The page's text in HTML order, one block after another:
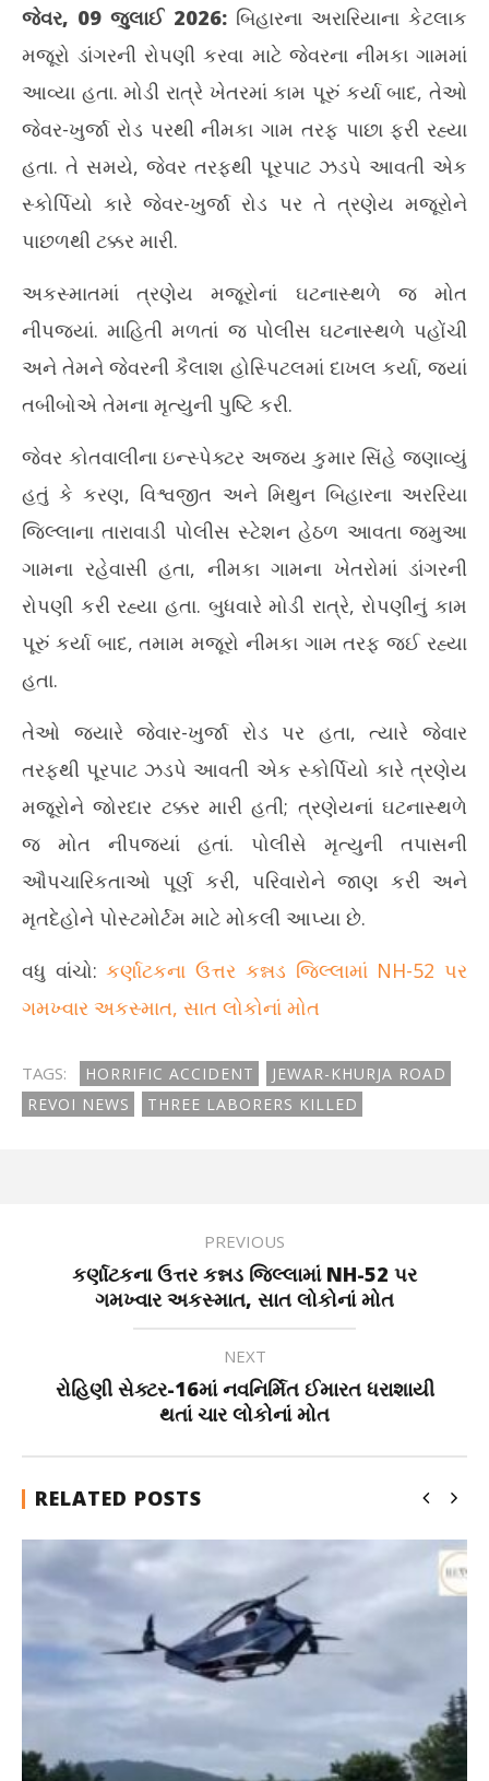
NOW VIEWING
જેવાર-ખુરજા માર્ગ પર ગમખ્વાર અકસ્માતમાં ત્રણ મજૂરોનાં મોત
9,
2026
જેવર, 09 જુલાઈ 2026: બિહારના અરારિયાના કેટલાક
મજૂરો ડાંગરની રોપણી કરવા માટે જેવરના નીમકા ગામમાં
આવ્યા હતા. મોડી રાત્રે ખેતરમાં કામ પૂરું કર્યા બાદ, તેઓ
જેવર-ખુર્જા રોડ પરથી નીમકા ગામ તરફ પાછા ફરી રહ્યા
હતા. તે સમયે, જેવર તરફથી પૂરપાટ ઝડપે આવતી એક
સ્કોર્પિયો કારે જેવર-ખુર્જા રોડ પર તે ત્રણેય મજૂરોને
પાછળથી ટક્કર મારી.
અકસ્માતમાં ત્રણેય મજૂરોનાં ઘટનાસ્થળે જ મોત
નીપજ્યાં. માહિતી મળતાં જ પોલીસ ઘટનાસ્થળે પહોંચી
અને તેમને જેવરની કૈલાશ હોસ્પિટલમાં દાખલ કર્યા, જ્યાં
તબીબોએ તેમના મૃત્યુની પુષ્ટિ કરી.
જેવર કોતવાલીના ઇન્સ્પેક્ટર અજય કુમાર સિંહે જણાવ્યું
હતું કે કરણ, વિશ્વજીત અને મિથુન બિહારના અરરિયા
જિલ્લાના તારાવાડી પોલીસ સ્ટેશન હેઠળ આવતા જમુઆ
ગામના રહેવાસી હતા, નીમકા ગામના ખેતરોમાં ડાંગરની
રોપણી કરી રહ્યા હતા. બુધવારે મોડી રાત્રે, રોપણીનું કામ
પૂરું કર્યા બાદ, તમામ મજૂરો નીમકા ગામ તરફ જઈ રહ્યા
હતા.
તેઓ જ્યારે જેવાર-ખુર્જા રોડ પર હતા, ત્યારે જેવાર
તરફથી પૂરપાટ ઝડપે આવતી એક સ્કોર્પિયો કારે ત્રણેય
મજૂરોને જોરદાર ટક્કર મારી હતી; ત્રણેયનાં ઘટનાસ્થળે
જ મોત નીપજ્યાં હતાં. પોલીસે મૃત્યુની તપાસની
ઔપચારિકતાઓ પૂર્ણ કરી, પરિવારોને જાણ કરી અને
મૃતદેહોને પોસ્ટમોર્ટમ માટે મોકલી આપ્યા છે.
વધુ વાંચો:કર્ણાટકના ઉત્તર કન્નડ જિલ્લામાં NH-52 પર
ગમખ્વાર અકસ્માત, સાત લોકોનાં મોત
TAGS: HORRIFIC ACCIDENT
JEWAR-KHURJA ROAD
REVOI NEWS
THREE LABORERS KILLED
PREVIOUS
કર્ણાટકના ઉત્તર કન્નડ જિલ્લામાં NH-52 પર
ગમખ્વાર અકસ્માત, સાત લોકોનાં મોત
NEXT
રોહિણી સેક્ટર-16માં નવનિર્મિત ઈમારત ધરાશાયી
થતાં ચાર લોકોનાં મોત
RELATED POSTS